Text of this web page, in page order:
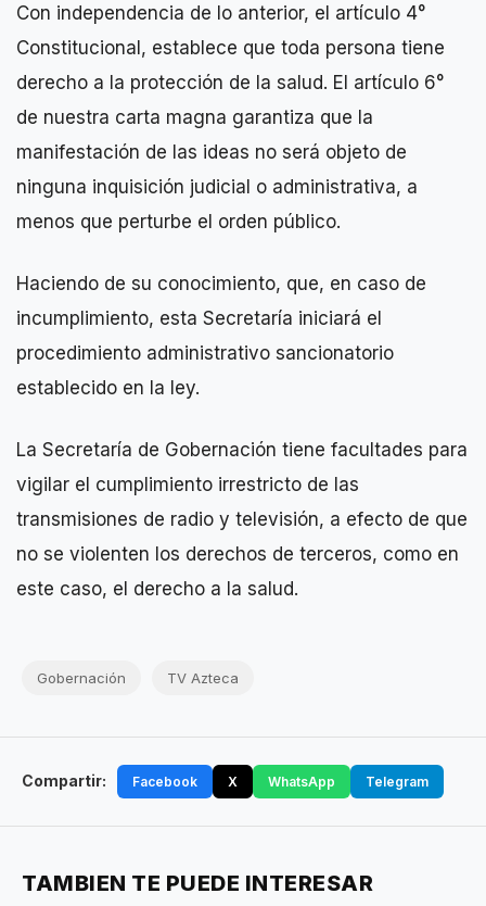
Con independencia de lo anterior, el artículo 4°
Constitucional, establece que toda persona tiene
derecho a la protección de la salud. El artículo 6°
de nuestra carta magna garantiza que la
manifestación de las ideas no será objeto de
ninguna inquisición judicial o administrativa, a
menos que perturbe el orden público.
Haciendo de su conocimiento, que, en caso de
incumplimiento, esta Secretaría iniciará el
procedimiento administrativo sancionatorio
establecido en la ley.
La Secretaría de Gobernación tiene facultades para
vigilar el cumplimiento irrestricto de las
transmisiones de radio y televisión, a efecto de que
no se violenten los derechos de terceros, como en
este caso, el derecho a la salud.
Gobernación TV Azteca
Compartir: Facebook X WhatsApp Telegram
TAMBIEN TE PUEDE INTERESAR